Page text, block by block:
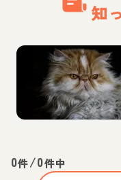
知
0件/0件中